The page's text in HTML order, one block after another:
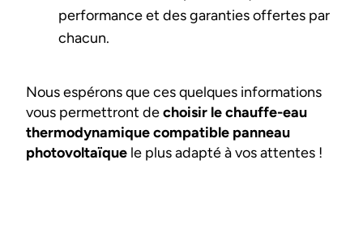
performance et des garanties offertes par
chacun.
Nous espérons que ces quelques informations
vous permettront dechoisir le chauffe-eau
thermodynamique compatible panneau
photovoltaïque le plus adapté à vos attentes !